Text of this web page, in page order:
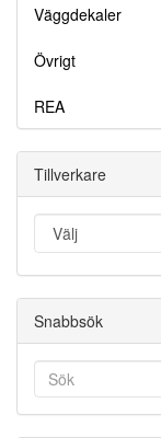
Väggdekaler
Övrigt
REA
Tillverkare
Snabbsök